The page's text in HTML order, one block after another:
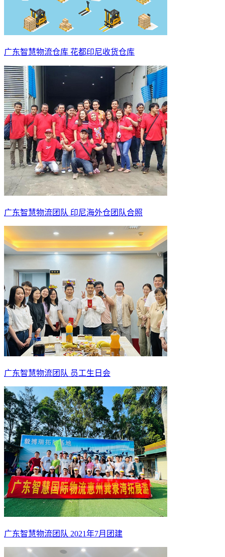
广东智慧物流仓库 花都印尼收货仓库
广东智慧物流团队 印尼海外仓团队合照
广东智慧物流团队 员工生日会
广东智慧物流团队 2021年7月团建